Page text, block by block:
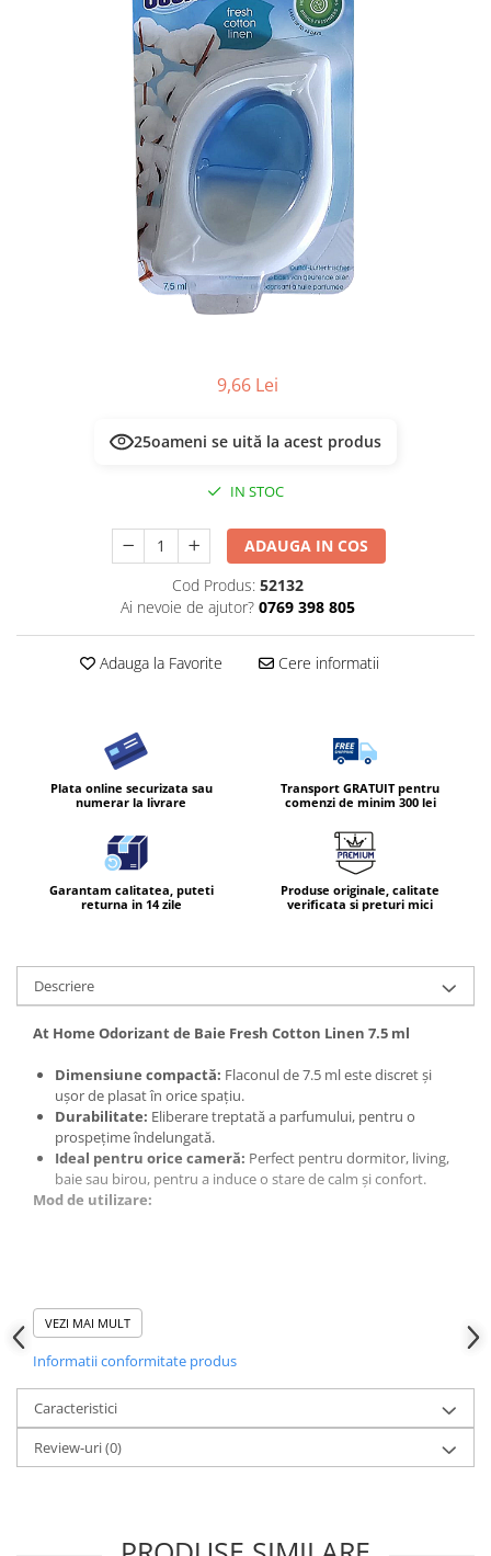
Masca & Gel de par
Servetele Umede & Uscate
9,66 Lei
25oameni se uită la acest produs
IN STOC
ADAUGA IN COS
Cod Produs: 52132
Ai nevoie de ajutor? 0769 398 805
Adauga la Favorite Cere informatii
Plata online securizata sau
numerar la livrare
Transport GRATUIT pentru
comenzi de minim 300 lei
Garantam calitatea, puteti
returna in 14 zile
Produse originale, calitate
verificata si preturi mici
Descriere
At Home Odorizant de Baie Fresh Cotton Linen 7.5 ml
Dimensiune compactă: Flaconul de 7.5 ml este discret și
ușor de plasat în orice spațiu.
Durabilitate: Eliberare treptată a parfumului, pentru o
prospețime îndelungată.
Ideal pentru orice cameră: Perfect pentru dormitor, living,
baie sau birou, pentru a induce o stare de calm și confort.
Mod de utilizare:
Deschide cu atenție flaconul și amplasează-l în zona dorită.
experiență plăcută.
VEZI MAI MULT
Informatii conformitate produs
Caracteristici
Review-uri(0)